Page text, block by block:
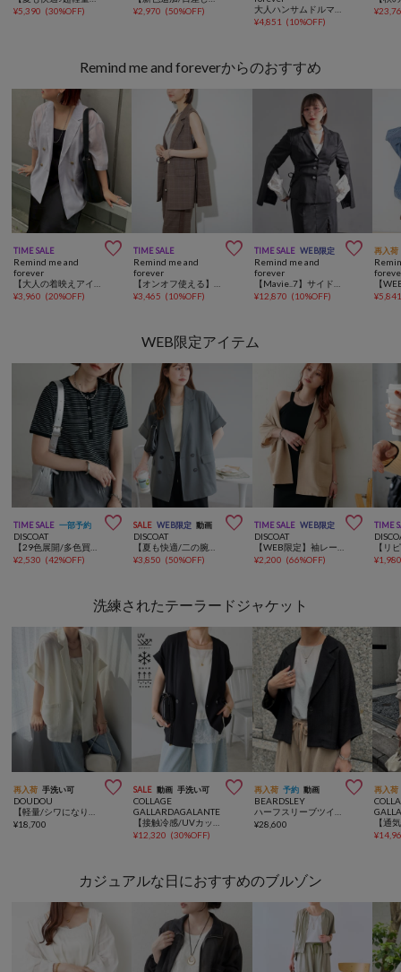
¥5,390 (30%OFF)
¥2,970 (50%OFF)
¥4,851 (10%OFF)
¥
Remind me and foreverからのおすすめ
TIME SALE 
Remind me and
forever
¥3,960 (20%OFF)
TIME SALE 
Remind me and
forever
¥3,465 (10%OFF)
TIME SALE WEB限定 
Remind me and
forever
¥12,870 (10%OFF)
再入荷
¥
WEB限定アイテム
TIME SALE 一部予約 
DISCOAT
¥2,530 (42%OFF)
SALE WEB限定 動画 
DISCOAT
¥3,850 (50%OFF)
TIME SALE WEB限定 
DISCOAT
¥2,200 (66%OFF)
TIME
¥
洗練されたテーラードジャケット
再入荷 手洗い可 
DOUDOU
¥18,700
SALE 動画 手洗い可 
COLLAGE
GALLARDAGALANTE
¥12,320 (30%OFF)
再入荷 予約 動画 
BEARDSLEY
¥28,600
再入荷
¥
カジュアルな日におすすめのブルゾン